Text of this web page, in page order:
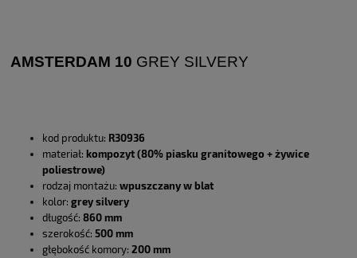
AMSTERDAM 10 GREY SILVERY
kod produktu: R30936
materiał: kompozyt (80% piasku granitowego + żywice
poliestrowe)
rodzaj montażu: wpuszczany w blat
kolor: grey silvery
długość: 860 mm
szerokość: 500 mm
głębokość komory: 200 mm